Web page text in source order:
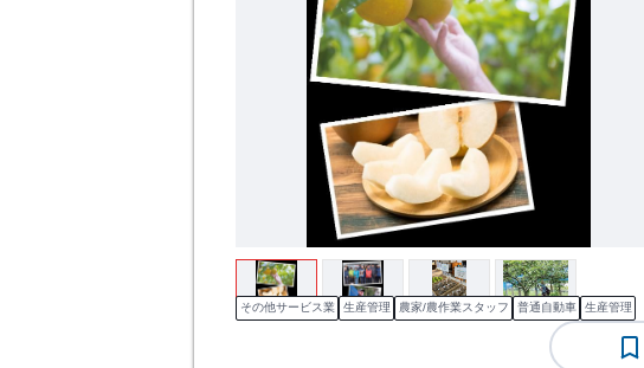
その他サービス業 生産管理 農家/農作業スタッフ 普通自動車 生産管理